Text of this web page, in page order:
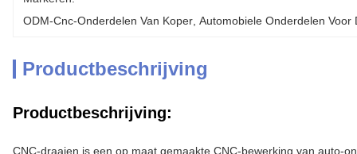
ODM-Cnc-Onderdelen Van Koper Automobiele Onderdelen Voor
Productbeschrijving
Productbeschrijving:
CNC-draaien is een op maat gemaakte CNC-bewerking van auto-